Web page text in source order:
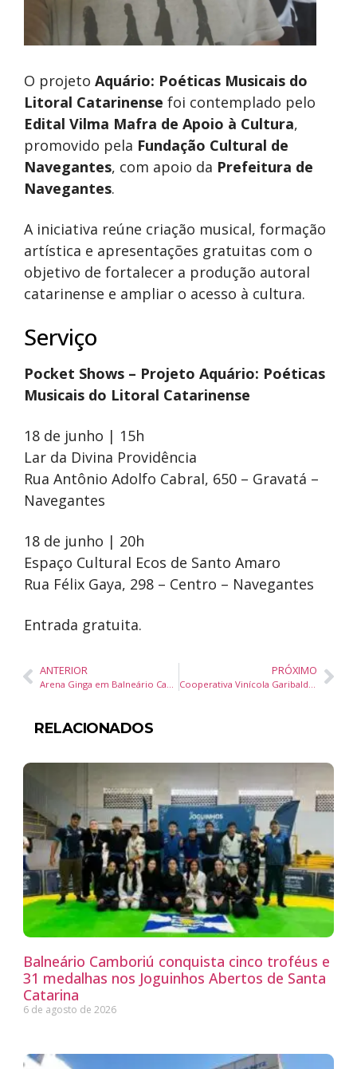
O projeto Aquário: Poéticas Musicais do
Litoral Catarinense foi contemplado pelo
Edital Vilma Mafra de Apoio à Cultura,
promovido pela Fundação Cultural de
Navegantes, com apoio da Prefeitura de
Navegantes.
A iniciativa reúne criação musical, formação
artística e apresentações gratuitas com o
objetivo de fortalecer a produção autoral
catarinense e ampliar o acesso à cultura.
Serviço
Pocket Shows – Projeto Aquário: Poéticas
Musicais do Litoral Catarinense
18 de junho | 15h
Lar da Divina Providência
Rua Antônio Adolfo Cabral, 650 – Gravatá –
Navegantes
18 de junho | 20h
Espaço Cultural Ecos de Santo Amaro
Rua Félix Gaya, 298 – Centro – Navegantes
Entrada gratuita.
ANTERIOR PRÓXIMO
RELACIONADOS
Balneário Camboriú conquista cinco troféus e
31 medalhas nos Joguinhos Abertos de Santa
Catarina
6 de agosto de 2026